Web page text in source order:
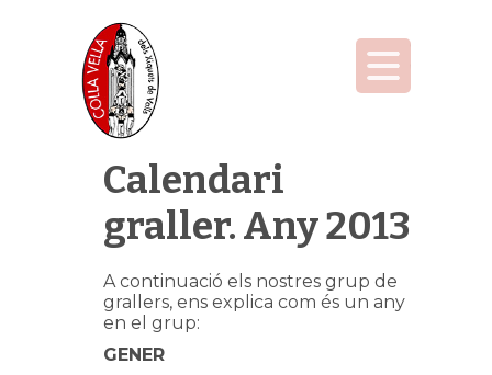
Calendari
graller. Any 2013
A continuació els nostres grup de
grallers, ens explica com és un any
en el grup:
GENER